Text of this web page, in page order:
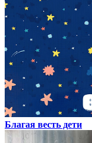
Благая весть дети